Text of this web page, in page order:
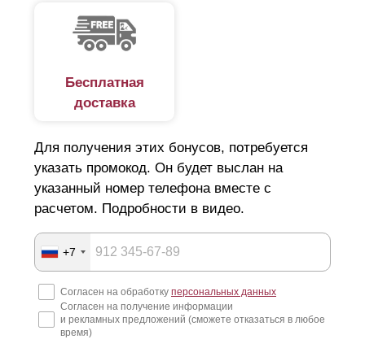
Бесплатная
доставка
Для получения этих бонусов, потребуется
указать промокод. Он будет выслан на
указанный номер телефона вместе с
расчетом. Подробности в видео.
+7
Согласен на обработку персональных данных
Согласен на получение информации
и рекламных предложений (сможете отказаться в любое
время)